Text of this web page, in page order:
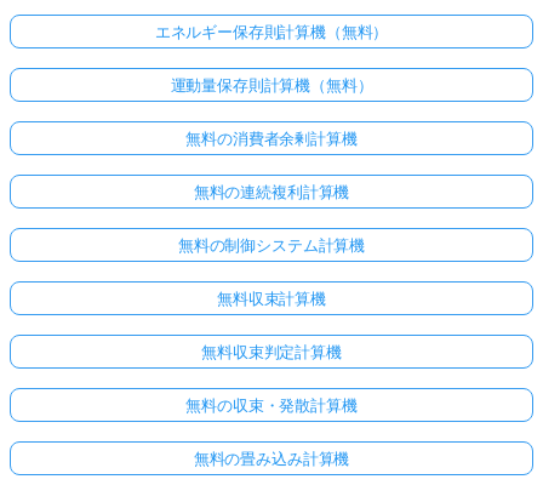
エネルギー保存則計算機（無料）
運動量保存則計算機（無料）
無料の消費者余剰計算機
無料の連続複利計算機
無料の制御システム計算機
無料収束計算機
無料収束判定計算機
無料の収束・発散計算機
無料の畳み込み計算機